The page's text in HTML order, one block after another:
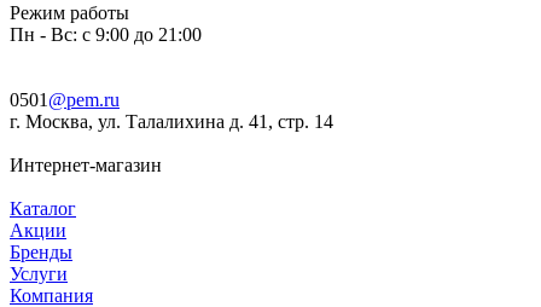
Режим работы
Пн - Вс: с 9:00 до 21:00
0501 @pem.ru
г. Москва, ул. Талалихина д. 41, стр. 14
Интернет-магазин
Каталог
Акции
Бренды
Услуги
Компания